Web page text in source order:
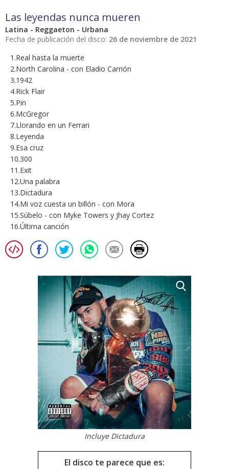
Las leyendas nunca mueren
Latina - Reggaeton - Urbana
Fecha de publicación del disco: 26 de noviembre de 2021
1.Real hasta la muerte
2.North Carolina - con Eladio Carrión
3.1942
4.Rick Flair
5.Pin
6.McGregor
7.Llorando en un Ferrari
8.Leyenda
9.Esa cruz
10.300
11.Exit
12.Una palabra
13.Dictadura
14.Mi voz cuesta un billón - con Mora
15.Súbelo - con Myke Towers y Jhay Cortez
16.Última canción
Incluye Dictadura
El disco te parece que es: